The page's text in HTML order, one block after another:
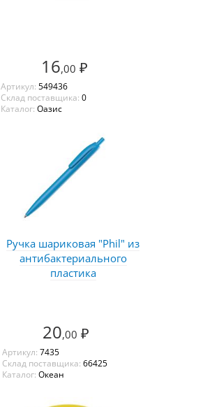
16,00 ₽
Артикул: 549436
Склад поставщика: 0
Каталог: Оазис
Ручка шариковая "Phil" из
антибактериального
пластика
20,00 ₽
Артикул: 7435
Склад поставщика: 66425
Каталог: Океан